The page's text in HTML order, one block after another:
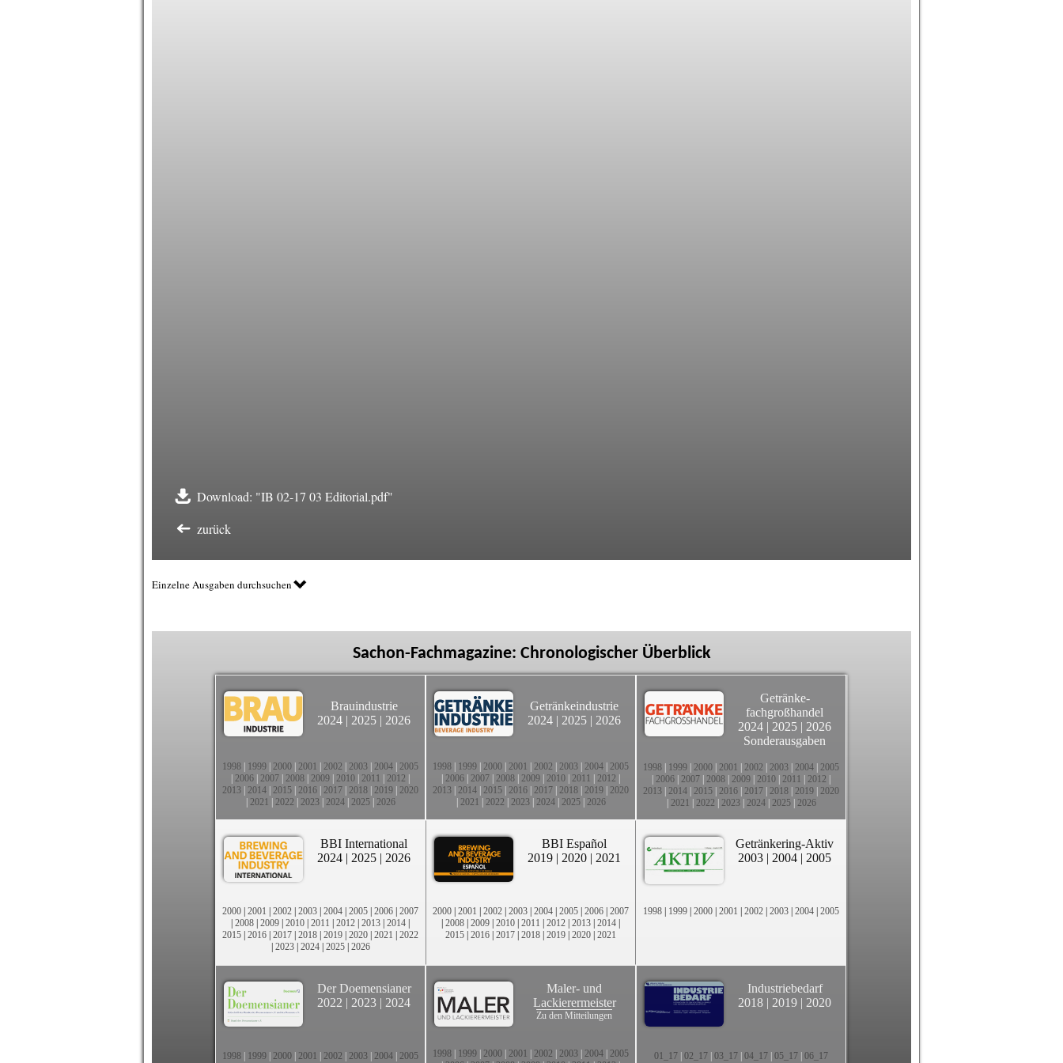
Download: "IB 02-17 03 Editorial.pdf"
zurück
Einzelne Ausgaben durchsuchen
Sachon-Fachmagazine: Chronologischer Überblick
Brauindustrie
2024 | 2025 | 2026
1998 1999 2000 2001 2002 2003 2004 2005
2006 2007 2008 2009 2010 2011 2012
2013 2014 2015 2016 2017 2018 2019 2020
2021 2022 2023| 2024| 2025| 2026
Getränkeindustrie
2024 | 2025 | 2026
1998 1999 2000 2001 2002 2003 2004 2005
2006 2007 2008 2009 2010 2011 2012
2013 2014 2015 2016 2017 2018 2019 2020
2021 2022 2023| 2024| 2025| 2026
Getränke-
fachgroßhandel
2024 | 2025 | 2026
Sonderausgaben
1998 1999 2000 2001 2002 2003 2004 2005
2006 2007 2008 2009 2010 2011 2012
2013 2014 2015 2016 2017 2018 2019 2020
2021 2022 2023| 2024| 2025| 2026
BBI International
2024 | 2025 | 2026
2000 | 2001 | 2002 | 2003 | 2004 | 2005 | 2006 | 2007
| 2008 | 2009 | 2010 | 2011 | 2012 | 2013 | 2014 |
2015 | 2016 | 2017 | 2018 | 2019 | 2020 | 2021 | 2022
| 2023| 2024| 2025| 2026
BBI Español
2019 | 2020 | 2021
2000 | 2001 | 2002 | 2003 | 2004 | 2005 | 2006 | 2007
| 2008 | 2009 | 2010 | 2011 | 2012 | 2013 | 2014 |
2015 | 2016 | 2017 | 2018 | 2019 | 2020 | 2021
Getränkering-Aktiv
2003 | 2004 | 2005
1998 | 1999 | 2000 | 2001 | 2002 | 2003 | 2004 | 2005
Der Doemensianer
2022 | 2023 | 2024
1998 1999 2000 2001 2002 2003 2004 2005
Maler- und
Lackierermeister
Zu den Mitteilungen
1998 1999 2000 2001 2002 2003 2004 2005
Industriebedarf
2018 | 2019 | 2020
01_17 02_17 03_17 04_17 05_17 06_17